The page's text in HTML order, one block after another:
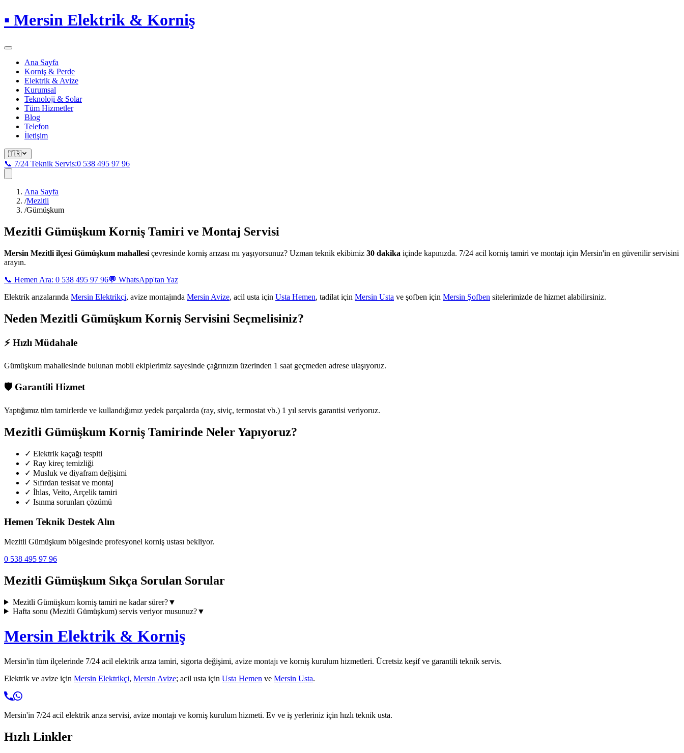
▪ Mersin Elektrik & Korniş
Ana Sayfa
Korniş & Perde
Elektrik & Avize
Kurumsal
Teknoloji & Solar
Tüm Hizmetler
Blog
Telefon
İletişim
🇹🇷
📞 7/24 Teknik Servis:0 538 495 97 96
Ana Sayfa
/Mezitli
/Gümüşkum
Mezitli Gümüşkum Korniş Tamiri ve Montaj Servisi
Mersin Mezitli ilçesi Gümüşkum mahallesi çevresinde korniş arızası mı yaşıyorsunuz? Uzman teknik ekibimiz 30 dakika içinde kapınızda. 7/24 acil korniş tamiri ve montajı için Mersin'in en güvenilir servisini
arayın.
📞 Hemen Ara: 0 538 495 97 96💬 WhatsApp'tan Yaz
Elektrik arızalarında Mersin Elektrikçi, avize montajında Mersin Avize, acil usta için Usta Hemen, tadilat için Mersin Usta ve şofben için Mersin Şofben sitelerimizde de hizmet alabilirsiniz.
Neden Mezitli Gümüşkum Korniş Servisini Seçmelisiniz?
⚡ Hızlı Müdahale
Gümüşkum mahallesinde bulunan mobil ekiplerimiz sayesinde çağrınızın üzerinden 1 saat geçmeden adrese ulaşıyoruz.
🛡️ Garantili Hizmet
Yaptığımız tüm tamirlerde ve kullandığımız yedek parçalarda (ray, siviç, termostat vb.) 1 yıl servis garantisi veriyoruz.
Mezitli Gümüşkum Korniş Tamirinde Neler Yapıyoruz?
✓ Elektrik kaçağı tespiti
✓ Ray kireç temizliği
✓ Musluk ve diyafram değişimi
✓ Sıfırdan tesisat ve montaj
✓ İhlas, Veito, Arçelik tamiri
✓ Isınma sorunları çözümü
Hemen Teknik Destek Alın
Mezitli Gümüşkum bölgesinde profesyonel korniş ustası bekliyor.
0 538 495 97 96
Mezitli Gümüşkum Sıkça Sorulan Sorular
Mezitli Gümüşkumkorniş tamiri ne kadar sürer?▼
Hafta sonu (Mezitli Gümüşkum) servis veriyor musunuz?▼
Mersin Elektrik & Korniş
Mersin'in tüm ilçelerinde 7/24 acil elektrik arıza tamiri, sigorta değişimi, avize montajı ve korniş kurulum hizmetleri. Ücretsiz keşif ve garantili teknik servis.
Elektrik ve avize için Mersin Elektrikçi, Mersin Avize; acil usta için Usta Hemen ve Mersin Usta.
Mersin'in 7/24 acil elektrik arıza servisi, avize montajı ve korniş kurulum hizmeti. Ev ve iş yerleriniz için hızlı teknik usta.
Hızlı Linkler